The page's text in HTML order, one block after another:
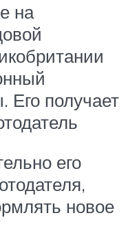
на
Его получает
его
новое